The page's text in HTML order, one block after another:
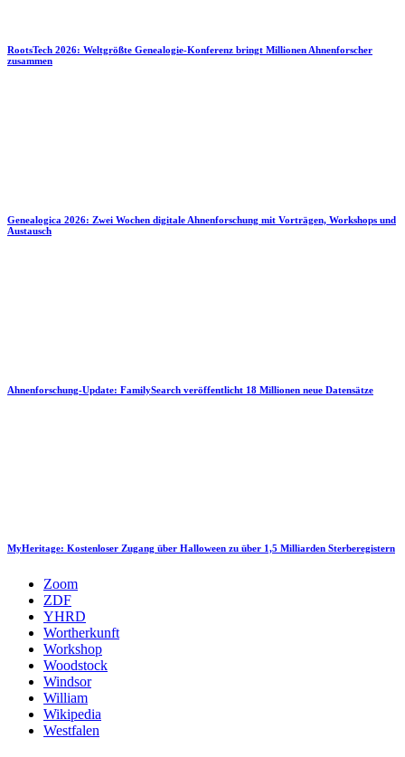
RootsTech 2026: Weltgrößte Genealogie-Konferenz bringt Millionen Ahnenforscher
zusammen
Genealogica 2026: Zwei Wochen digitale Ahnenforschung mit Vorträgen, Workshops und
Austausch
Ahnenforschung-Update: FamilySearch veröffentlicht 18 Millionen neue Datensätze
MyHeritage: Kostenloser Zugang über Halloween zu über 1,5 Milliarden Sterberegistern
Zoom
ZDF
YHRD
Wortherkunft
Workshop
Woodstock
Windsor
William
Wikipedia
Westfalen